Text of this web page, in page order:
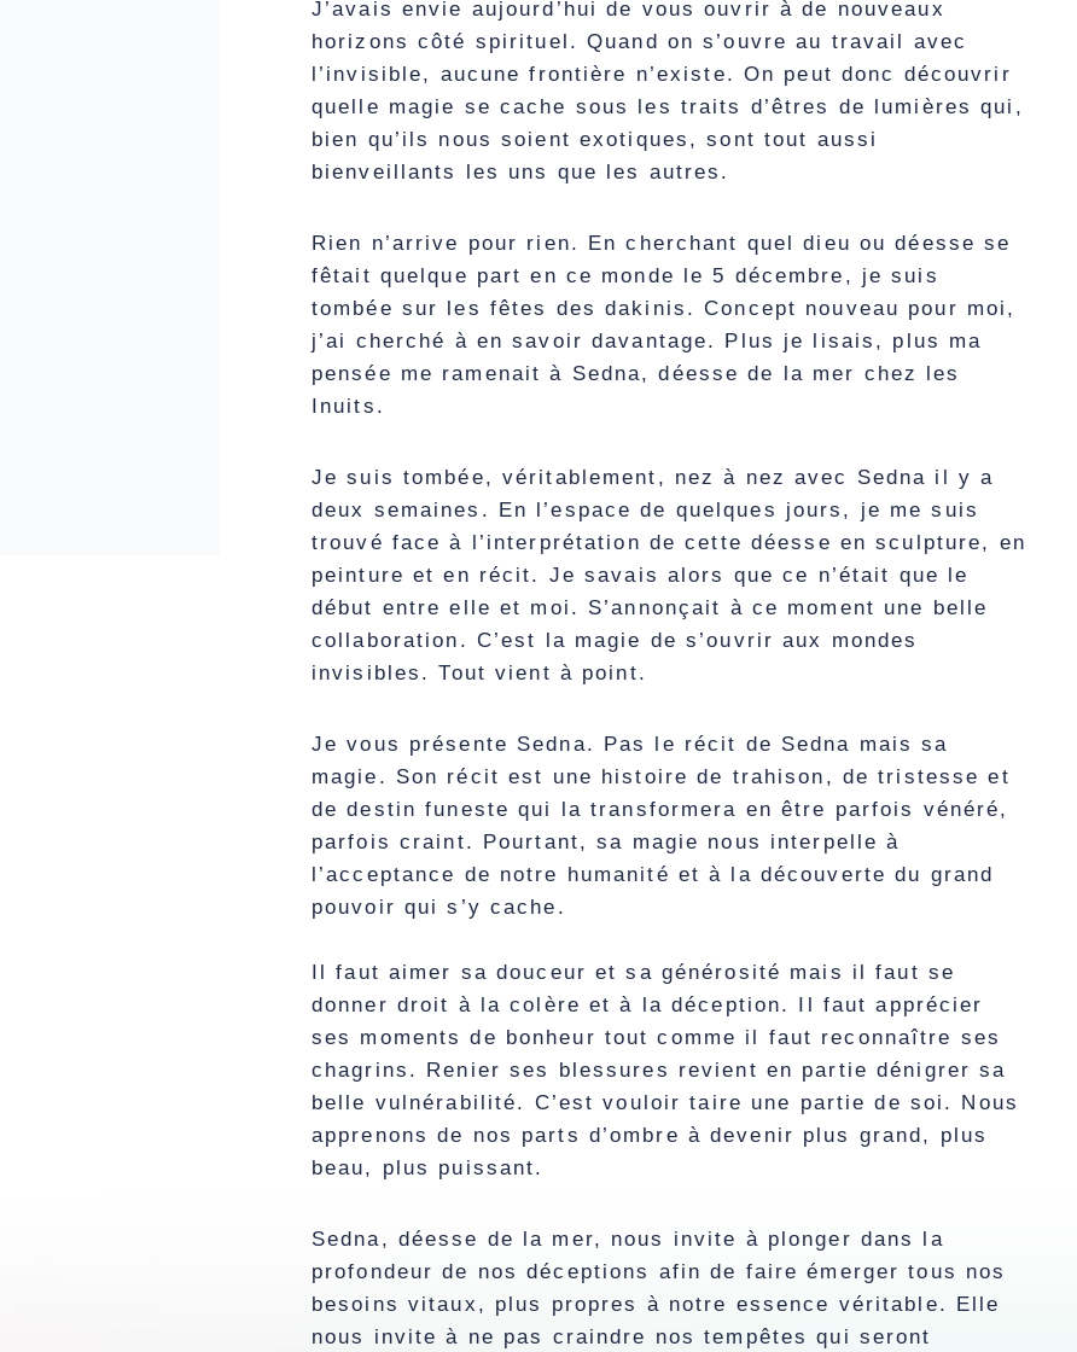
J’avais envie aujourd’hui de vous ouvrir à de nouveaux
horizons côté spirituel. Quand on s’ouvre au travail avec
l’invisible, aucune frontière n’existe. On peut donc découvrir
quelle magie se cache sous les traits d’êtres de lumières qui,
bien qu’ils nous soient exotiques, sont tout aussi
bienveillants les uns que les autres.
Rien n’arrive pour rien. En cherchant quel dieu ou déesse se
fêtait quelque part en ce monde le 5 décembre, je suis
tombée sur les fêtes des dakinis. Concept nouveau pour moi,
j’ai cherché à en savoir davantage. Plus je lisais, plus ma
pensée me ramenait à Sedna, déesse de la mer chez les
Inuits.
Je suis tombée, véritablement, nez à nez avec Sedna il y a
deux semaines. En l’espace de quelques jours, je me suis
trouvé face à l’interprétation de cette déesse en sculpture, en
peinture et en récit. Je savais alors que ce n’était que le
début entre elle et moi. S’annonçait à ce moment une belle
collaboration. C’est la magie de s’ouvrir aux mondes
invisibles. Tout vient à point.
Je vous présente Sedna. Pas le récit de Sedna mais sa
magie. Son récit est une histoire de trahison, de tristesse et
de destin funeste qui la transformera en être parfois vénéré,
parfois craint. Pourtant, sa magie nous interpelle à
l’acceptance de notre humanité et à la découverte du grand
pouvoir qui s’y cache.
Il faut aimer sa douceur et sa générosité mais il faut se
donner droit à la colère et à la déception. Il faut apprécier
ses moments de bonheur tout comme il faut reconnaître ses
chagrins. Renier ses blessures revient en partie dénigrer sa
belle vulnérabilité. C’est vouloir taire une partie de soi. Nous
apprenons de nos parts d’ombre à devenir plus grand, plus
beau, plus puissant.
Sedna, déesse de la mer, nous invite à plonger dans la
profondeur de nos déceptions afin de faire émerger tous nos
besoins vitaux, plus propres à notre essence véritable. Elle
nous invite à ne pas craindre nos tempêtes qui seront